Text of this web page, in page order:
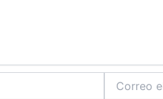
electrónico*